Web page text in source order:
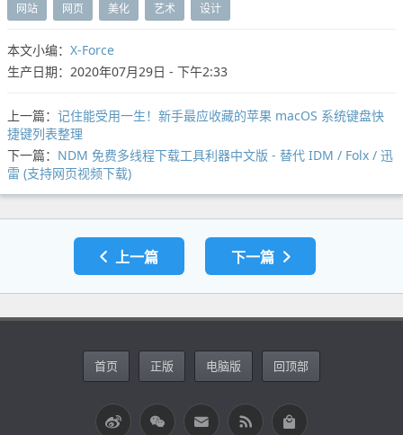
网站 网页 美化 艺术 设计
本文小编： X-Force
生产日期：2020年07月29日 - 下午2:33
上一篇： 记住能受用一生！新手最应收藏的苹果 macOS 系统键盘快
捷键列表整理
下一篇： NDM 免费多线程下载工具利器中文版 - 替代 IDM / Folx / 迅
雷 (支持网页视频下载)
上一篇 下一篇
首页 正版 电脑版 回顶部